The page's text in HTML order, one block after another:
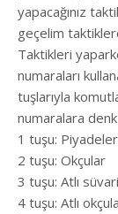
yapacağınız
geçelim
Taktikleri
numaraları
tuşlarıyla
numaralara
1 tuşu: Piyadeler
2 tuşu: Okçular
3 tuşu: Atlı
4 tuşu: Atlı